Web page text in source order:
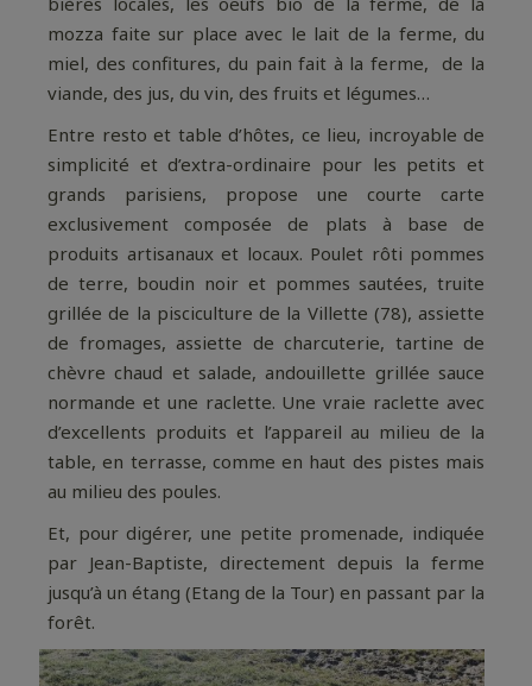
mozza faite sur place avec le lait de la ferme, du
miel, des confitures, du pain fait à la ferme, de la
viande, des jus, du vin, des fruits et légumes…
Entre resto et table d’hôtes, ce lieu, incroyable de
simplicité et d’extra-ordinaire pour les petits et
grands parisiens, propose une courte carte
exclusivement composée de plats à base de
produits artisanaux et locaux. Poulet rôti pommes
de terre, boudin noir et pommes sautées, truite
grillée de la pisciculture de la Villette (78), assiette
de fromages, assiette de charcuterie, tartine de
chèvre chaud et salade, andouillette grillée sauce
normande et une raclette. Une vraie raclette avec
d’excellents produits et l’appareil au milieu de la
table, en terrasse, comme en haut des pistes mais
au milieu des poules.
Et, pour digérer, une petite promenade, indiquée
par Jean-Baptiste, directement depuis la ferme
jusqu’à un étang (Etang de la Tour) en passant par la
forêt.